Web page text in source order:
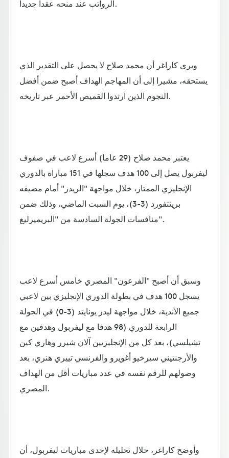
الرواتب عند منحه عقدا جديدا.
ويرى كاراغر أن محمد صلاح لا يحصل على التقدير الذي
يستحقه، مشيرا إلى أن المهاجم الهداف أصبح ضمن أفضل
النجوم الذين ارتدوا القميص الأحمر عبر تاريخه.
يعتبر محمد صلاح (29 عاما) أسرع لاعب في صفوف
ليفربول يصل إلى 100 هدف سجلها في 151 مباراة بالدوري
الإنجليزي الممتاز، خلال مواجهة "الريدز" أمام مضيفه
برينتفورد (3-3)، يوم السبت الماضي، وذلك ضمن
منافسات الجولة السادسة من "البريميرليغ".
وسبق أن أصبح "الفرعون" المصري خامس أسرع لاعب
يسجل 100 هدف في بطولة الدوري الإنجليزي بين لاعبي
جميع الأندية، خلال مواجهة ليدز يونايتد (3-0) في الجولة
الرابعة للدوري (98 هدفا مع ليفربول وهدفين مع
تشيلسي)، بعد كل من الإنجليزيين آلان شيرر وهاري كين
والأرجنتيني سيرخيو أغويرو والفرنسي تييري هنري، بعد
وصولهم للرقم نفسه في عدد مباريات أقل من الهداف
المصري.
وأوضح كاراغر، خلال تحليله لإحدى مباريات ليفربول، أن